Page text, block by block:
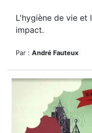
L'hygiène de vie et
impact.
Par : André Fauteux